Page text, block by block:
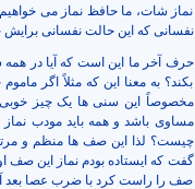
نماز شات، ما حافظ نماز می
نفسانی که این حالت نفسانی
حرف آخر ما این است که آیا در همه
بکند؟ به معنا این که مثلاً اگر
مخصوصاً این سنی ها یک چیز
مساوی باشد و همه باید مودب نماز
چیست؟ لذا این صف ها منظم و
گفت که ایستاده بودم نماز این
صف را راست کرد با ضرب عصا بعد